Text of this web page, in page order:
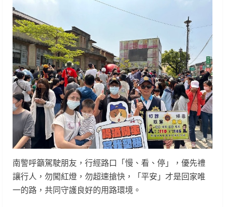
南警呼籲駕駛朋友，行經路口「慢、看、停」，優先禮
讓行人，勿闖紅燈，勿超速搶快，「平安」才是回家唯
一的路，共同守護良好的用路環境。